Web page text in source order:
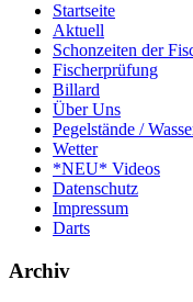
Startseite
Aktuell
Schonzeiten der
Fischerprüfung
Billard
Über Uns
Pegelstände /
Wetter
*NEU* Videos
Datenschutz
Impressum
Darts
Archiv